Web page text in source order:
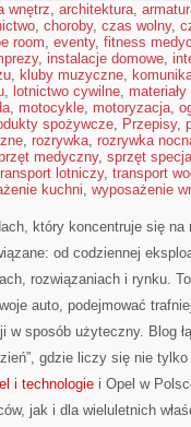
wnętrz, architektura,
, choroby, czas wolny,
room, eventy, fitness
, instalacje domowe,
, kluby muzyczne,
, lotnictwo cywilne,
, motocykle, motoryzacja,
spożywcze, Przepisy,
, rozrywka, rozrywka
medyczny, sprzęt
lotniczy, transport
kuchni, wyposażenie
który koncentruje się na
od codziennej
rozwiązaniach i rynku.
auto, podejmować
w sposób użyteczny. Blog
gdzie liczy się nie
i technologie i Opel w
jak i dla wieluletnich